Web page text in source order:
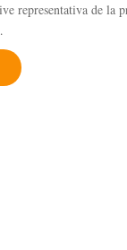
representativa de la